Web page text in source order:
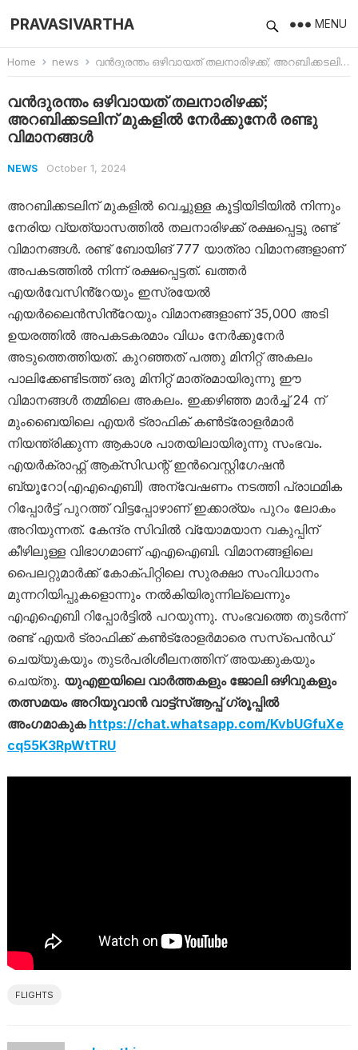
PRAVASIVARTHA MENU
Home news വൻദുരന്തം ഒഴിവായത് തലനാരിഴക്ക്; അറബിക്കടലിന് മുകളിൽ നേർക്കുനേർ രണ്ടു വിമാനങ്ങൾ
വൻദുരന്തം ഒഴിവായത് തലനാരിഴക്ക്;
അറബിക്കടലിന് മുകളിൽ നേർക്കുനേർ രണ്ടു
വിമാനങ്ങൾ
NEWS October 1, 2024
അറബിക്കടലിന് മുകളിൽ വെച്ചുള്ള കൂട്ടിയിടിയിൽ നിന്നും
നേരിയ വ്യത്യാസത്തിൽ തലനാരിഴക്ക് രക്ഷപ്പെട്ടു രണ്ട്
വിമാനങ്ങൾ. രണ്ട് ബോയിങ് 777 യാത്രാ വിമാനങ്ങളാണ്
അപകടത്തിൽ നിന്ന് രക്ഷപ്പെട്ടത്. ഖത്തർ
എയർവേസിൻ്റേയും ഇസ്രയേൽ
എയർലൈൻസിൻ്റേയും വിമാനങ്ങളാണ് 35,000 അടി
ഉയരത്തിൽ അപകടകരമാം വിധം നേർക്കുനേർ
അടുത്തെത്തിയത്. കുറഞ്ഞത് പത്തു മിനിറ്റ് അകലം
പാലിക്കേണ്ടിടത്ത് ഒരു മിനിറ്റ് മാത്രമായിരുന്നു ഈ
വിമാനങ്ങൾ തമ്മിലെ അകലം. ഇക്കഴിഞ്ഞ മാർച്ച് 24 ന്
മുംബൈയിലെ എയർ ട്രാഫിക് കൺട്രോളർമാർ
നിയന്ത്രിക്കുന്ന ആകാശ പാതയിലായിരുന്നു സംഭവം.
എയർക്രാഫ്റ്റ് ആക്‌സിഡന്റ് ഇൻവെസ്റ്റിഗേഷൻ
ബ്യൂറോ(എഎഐബി) അന്വേഷണം നടത്തി പ്രാഥമിക
റിപ്പോർട്ട് പുറത്ത് വിട്ടപ്പോഴാണ് ഇക്കാര്യം പുറം ലോകം
അറിയുന്നത്. കേന്ദ്ര സിവിൽ വ്യോമയാന വകുപ്പിന്
കീഴിലുള്ള വിഭാഗമാണ് എഎഐബി. വിമാനങ്ങളിലെ
പൈലറ്റുമാർക്ക് കോക്പിറ്റിലെ സുരക്ഷാ സംവിധാനം
മുന്നറിയിപ്പുകളൊന്നും നൽകിയിരുന്നില്ലെന്നും
എഎഐബി റിപ്പോർട്ടിൽ പറയുന്നു. സംഭവത്തെ തുടർന്ന്
രണ്ട് എയർ ട്രാഫിക്ക് കൺട്രോളർമാരെ സസ്‌പെൻഡ്
ചെയ്യുകയും തുടർപരിശീലനത്തിന് അയക്കുകയും
ചെയ്തു. യുഎഇയിലെ വാർത്തകളും ജോലി ഒഴിവുകളും
തത്സമയം അറിയുവാൻ വാട്ട്‌സ്ആപ്പ് ഗ്രൂപ്പിൽ
അംഗമാകുക https://chat.whatsapp.com/KvbUGfuXe
cq55K3RpWtTRU
FLIGHTS